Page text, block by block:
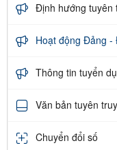
Định hướng tuyên
Hoạt động Đảng -
Thông tin tuyển
Văn bản tuyên
Chuyển đổi số